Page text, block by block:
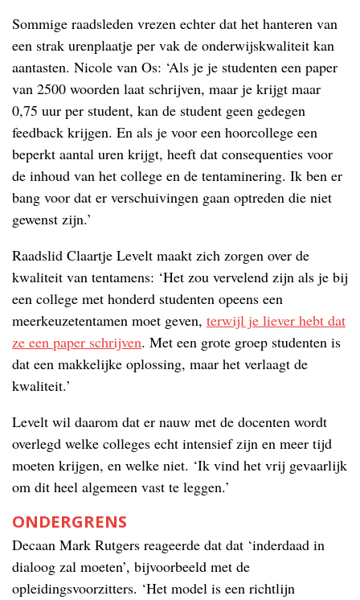
Sommige raadsleden vrezen echter dat het hanteren van
een strak urenplaatje per vak de onderwijskwaliteit kan
aantasten. Nicole van Os: ‘Als je je studenten een paper
van 2500 woorden laat schrijven, maar je krijgt maar
0,75 uur per student, kan de student geen gedegen
feedback krijgen. En als je voor een hoorcollege een
beperkt aantal uren krijgt, heeft dat consequenties voor
de inhoud van het college en de tentaminering. Ik ben er
bang voor dat er verschuivingen gaan optreden die niet
gewenst zijn.’
Raadslid Claartje Levelt maakt zich zorgen over de
kwaliteit van tentamens: ‘Het zou vervelend zijn als je bij
een college met honderd studenten opeens een
meerkeuzetentamen moet geven, terwijl je liever hebt dat
ze een paper schrijven. Met een grote groep studenten is
dat een makkelijke oplossing, maar het verlaagt de
kwaliteit.’
Levelt wil daarom dat er nauw met de docenten wordt
overlegd welke colleges echt intensief zijn en meer tijd
moeten krijgen, en welke niet. ‘Ik vind het vrij gevaarlijk
om dit heel algemeen vast te leggen.’
ONDERGRENS
Decaan Mark Rutgers reageerde dat dat ‘inderdaad in
dialoog zal moeten’, bijvoorbeeld met de
opleidingsvoorzitters. ‘Het model is een richtlijn